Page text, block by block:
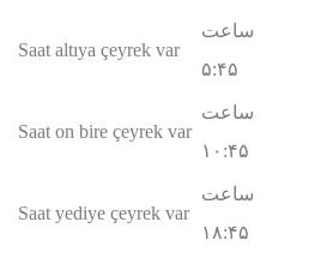
ساعت
۵:۴۵
Saat altıya çeyrek var
ساعت
۱۰:۴۵
Saat on bire çeyrek var
ساعت
۱۸:۴۵
Saat yediye çeyrek var